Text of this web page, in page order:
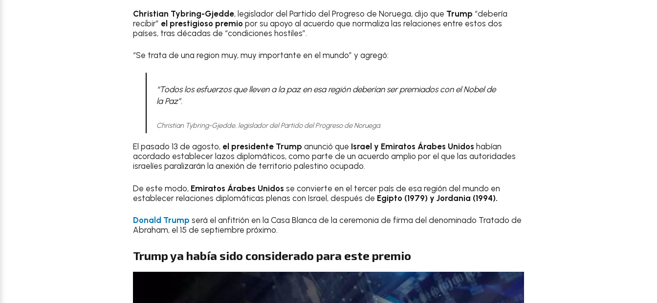
Christian Tybring-Gjedde, legislador del Partido del Progreso de Noruega, dijo que Trump “debería
recibir” el prestigioso premio por su apoyo al acuerdo que normaliza las relaciones entre estos dos
países, tras décadas de “condiciones hostiles”.
“Se trata de una region muy, muy importante en el mundo” y agregó:
“Todos los esfuerzos que lleven a la paz en esa región deberían ser premiados con el Nobel de
la Paz”.
Christian Tybring-Gjedde, legislador del Partido del Progreso de Noruega.
El pasado 13 de agosto, el presidente Trump anunció que Israel y Emiratos Árabes Unidos habían
acordado establecer lazos diplomáticos, como parte de un acuerdo amplio por el que las autoridades
israelíes paralizarán la anexión de territorio palestino ocupado.
De este modo, Emiratos Árabes Unidos se convierte en el tercer país de esa región del mundo en
establecer relaciones diplomáticas plenas con Israel, después de Egipto (1979) y Jordania (1994).
Donald Trump será el anfitrión en la Casa Blanca de la ceremonia de firma del denominado Tratado de
Abraham, el 15 de septiembre próximo.
Trump ya había sido considerado para este premio